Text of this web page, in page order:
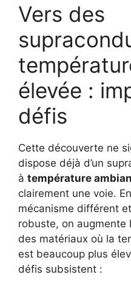
Vers des
élevée :
défis
Cette découverte ne
dispose déjà d’un
à température
clairement une voie.
mécanisme différent
robuste, on augmente
des matériaux où la
est beaucoup plus
défis subsistent :